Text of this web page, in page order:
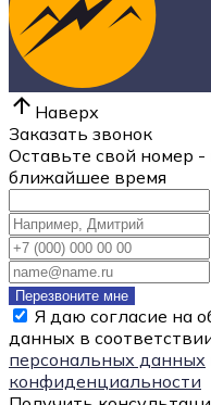
Наверх
Заказать звонок
Оставьте свой номер
ближайшее время
Перезвоните мне
Я даю согласие на
данных в
персональных данных
конфиденциальности